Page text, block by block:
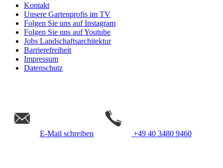
Kontakt
Unsere Gartenprofis im TV
Folgen Sie uns auf Instagram
Folgen Sie uns auf Youtube
Jobs Landschaftsarchitektur
Barrierefreiheit
Impressum
Datenschutz
E-Mail schreiben
+49 40 3480 9460